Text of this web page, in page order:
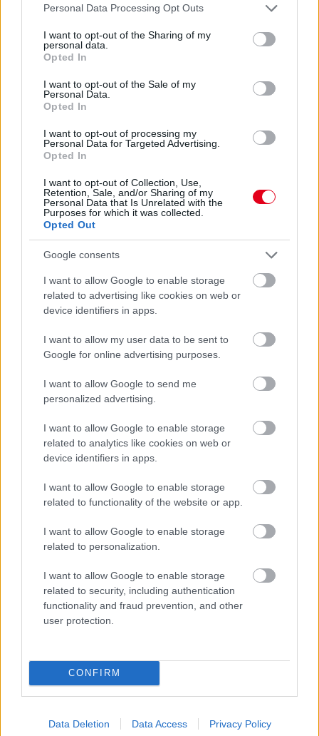
Please note that this website/app uses one or more Google
not limited to your visit or usage behaviour. You may click to
grant or deny consent to Google and its third-party tags to
use your data for below specified purposes in below Google
consent section.
Personal Data Processing Opt Outs
I want to opt-out of the Sharing of my
personal data.
Opted In
I want to opt-out of the Sale of my
Personal Data.
Opted In
I want to opt-out of processing my
Personal Data for Targeted Advertising.
Opted In
I want to opt-out of Collection, Use,
Retention, Sale, and/or Sharing of my
Personal Data that Is Unrelated with the
Purposes for which it was collected.
Opted Out
Google consents
I want to allow Google to enable storage
related to advertising like cookies on web or
device identifiers in apps.
I want to allow my user data to be sent to
Google for online advertising purposes.
I want to allow Google to send me
personalized advertising.
I want to allow Google to enable storage
related to analytics like cookies on web or
device identifiers in apps.
I want to allow Google to enable storage
related to functionality of the website or app.
I want to allow Google to enable storage
related to personalization.
I want to allow Google to enable storage
related to security, including authentication
functionality and fraud prevention, and other
user protection.
CONFIRM
Data Deletion Data Access Privacy Policy
„Jó látni, hogy közel az álom” – Camara az F1-es
1 napja
MotoGP: Bezzecchi közel egy másodpercet javított a
Sajtó: Az Aston Martintól érkezik Lambiase utódja a Red
Bullhoz?